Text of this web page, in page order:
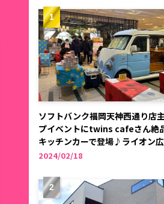
ソフトバンク福岡天神西通り店
プイベントにtwins cafeさん絶
キッチンカーで登場♪ライオン
2024/02/18